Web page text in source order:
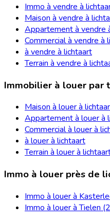
Immo à vendre à
Maison à vendre à
Appartement à vendre
Commercial à vendre à
à vendre à lichtaart
Terrain à vendre à
Immobilier à louer par
Maison à louer à
Appartement à louer à
Commercial à louer à
à louer à lichtaart
Terrain à louer à
Immo à louer près de
Immo à louer à
Immo à louer à Tielen